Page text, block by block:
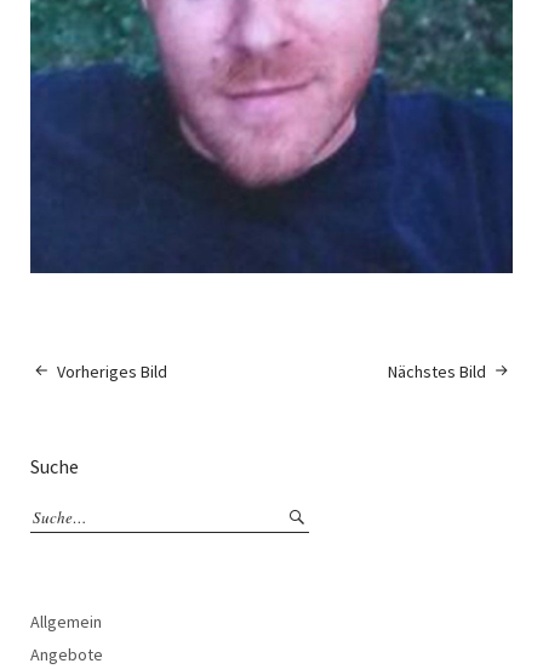
Nächstes Bild
Vorheriges Bild
Suche
Allgemein
Angebote